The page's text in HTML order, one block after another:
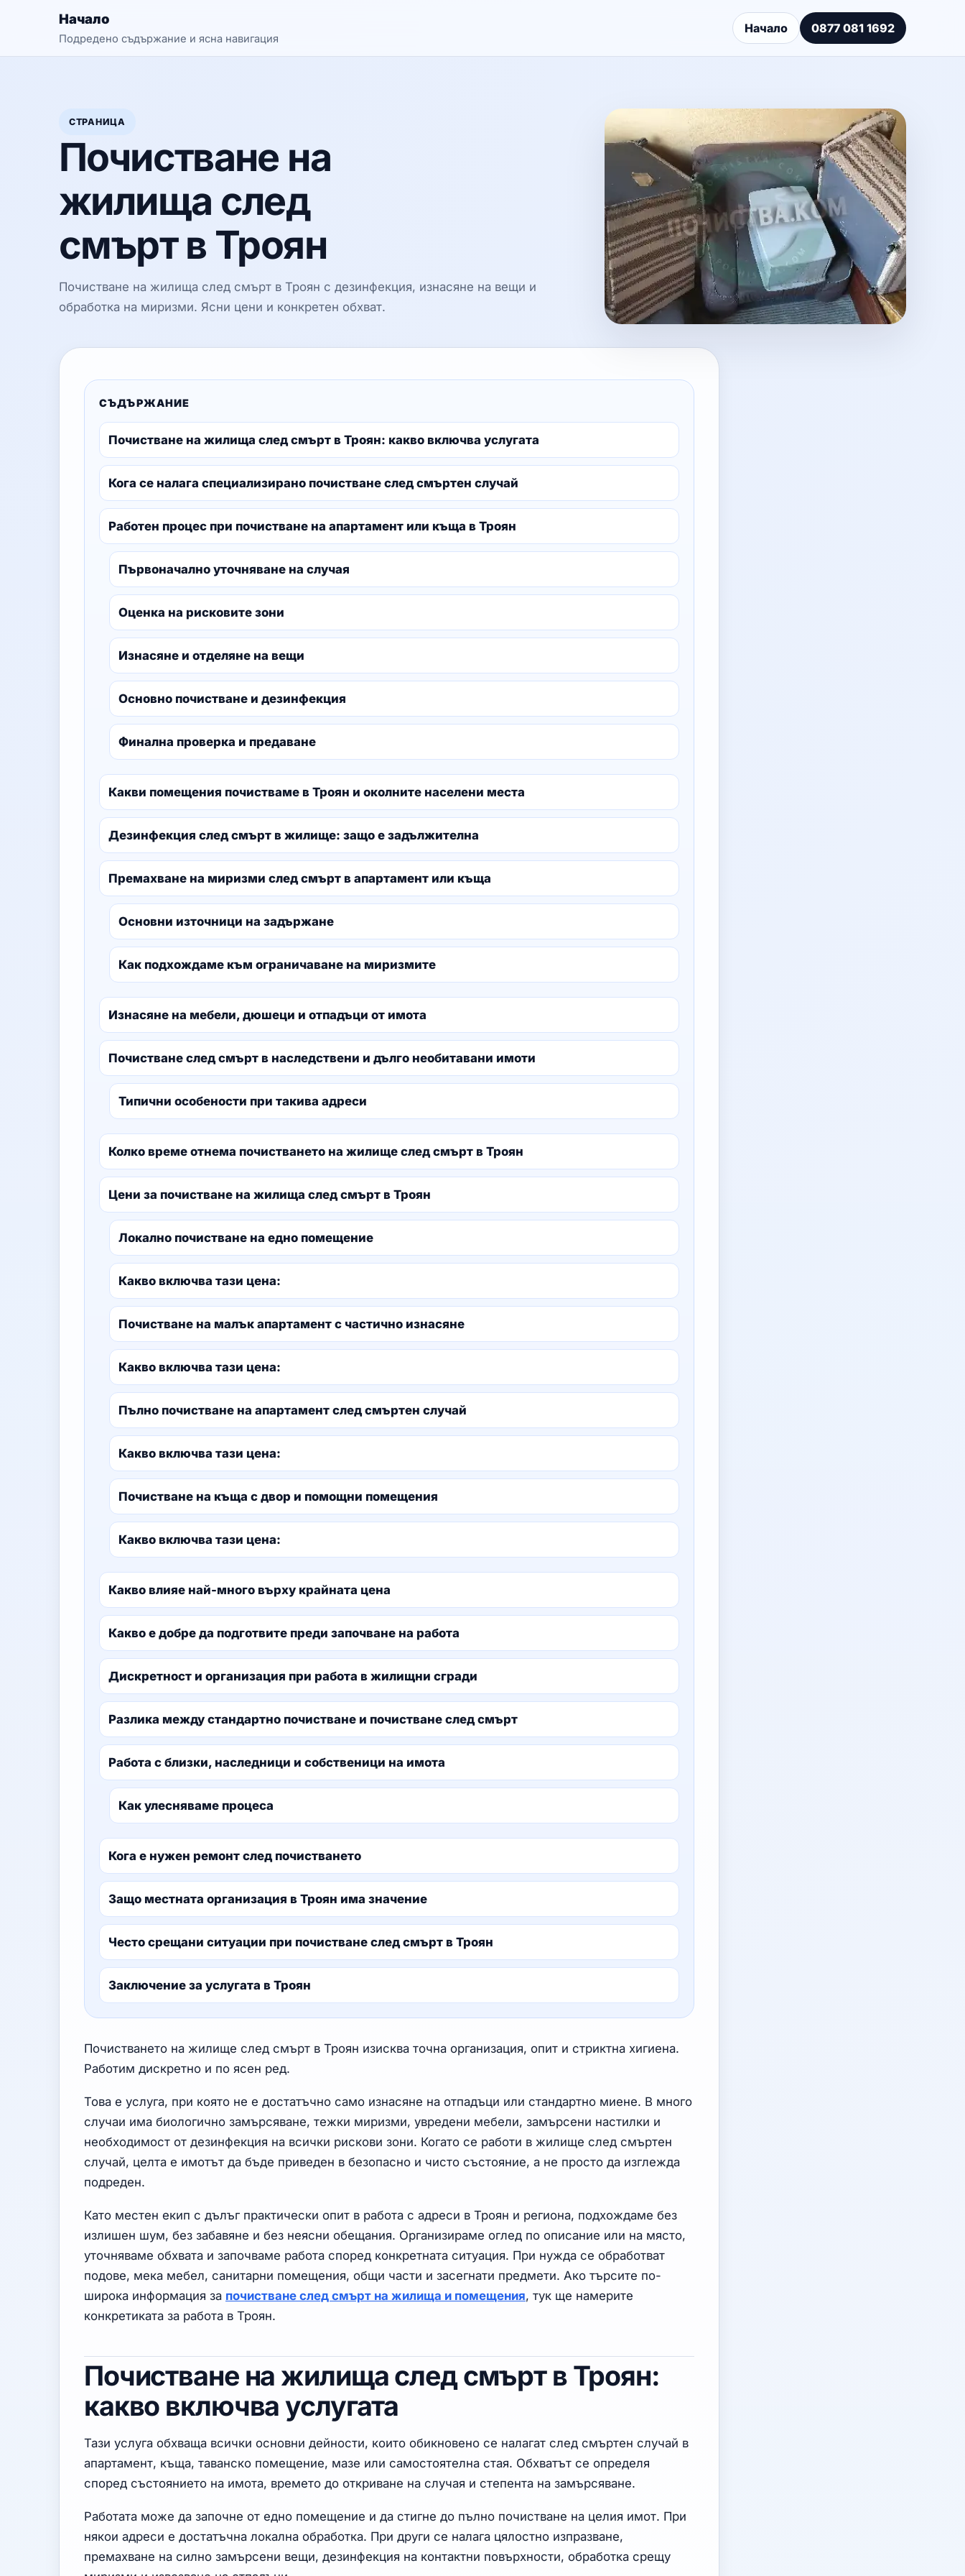
Начало
Подредено съдържание и ясна навигация
Начало 0877 081 1692
СТРАНИЦА
Почистване на
жилища след
смърт в Троян
Почистване на жилища след смърт в Троян с дезинфекция, изнасяне на вещи и
обработка на миризми. Ясни цени и конкретен обхват.
СЪДЪРЖАНИЕ
Почистване на жилища след смърт в Троян: какво включва услугата
Кога се налага специализирано почистване след смъртен случай
Работен процес при почистване на апартамент или къща в Троян
Първоначално уточняване на случая
Оценка на рисковите зони
Изнасяне и отделяне на вещи
Основно почистване и дезинфекция
Финална проверка и предаване
Какви помещения почистваме в Троян и околните населени места
Дезинфекция след смърт в жилище: защо е задължителна
Премахване на миризми след смърт в апартамент или къща
Основни източници на задържане
Как подхождаме към ограничаване на миризмите
Изнасяне на мебели, дюшеци и отпадъци от имота
Почистване след смърт в наследствени и дълго необитавани имоти
Типични особености при такива адреси
Колко време отнема почистването на жилище след смърт в Троян
Цени за почистване на жилища след смърт в Троян
Локално почистване на едно помещение
Какво включва тази цена:
Почистване на малък апартамент с частично изнасяне
Какво включва тази цена:
Пълно почистване на апартамент след смъртен случай
Какво включва тази цена:
Почистване на къща с двор и помощни помещения
Какво включва тази цена:
Какво влияе най-много върху крайната цена
Какво е добре да подготвите преди започване на работа
Дискретност и организация при работа в жилищни сгради
Разлика между стандартно почистване и почистване след смърт
Работа с близки, наследници и собственици на имота
Как улесняваме процеса
Кога е нужен ремонт след почистването
Защо местната организация в Троян има значение
Често срещани ситуации при почистване след смърт в Троян
Заключение за услугата в Троян
Почистването на жилище след смърт в Троян изисква точна организация, опит и стриктна хигиена.
Работим дискретно и по ясен ред.
Това е услуга, при която не е достатъчно само изнасяне на отпадъци или стандартно миене. В много
случаи има биологично замърсяване, тежки миризми, увредени мебели, замърсени настилки и
необходимост от дезинфекция на всички рискови зони. Когато се работи в жилище след смъртен
случай, целта е имотът да бъде приведен в безопасно и чисто състояние, а не просто да изглежда
подреден.
Като местен екип с дълъг практически опит в работа с адреси в Троян и региона, подхождаме без
излишен шум, без забавяне и без неясни обещания. Организираме оглед по описание или на място,
уточняваме обхвата и започваме работа според конкретната ситуация. При нужда се обработват
подове, мека мебел, санитарни помещения, общи части и засегнати предмети. Ако търсите по-
широка информация за почистване след смърт на жилища и помещения, тук ще намерите
конкретиката за работа в Троян.
Почистване на жилища след смърт в Троян:
какво включва услугата
Тази услуга обхваща всички основни дейности, които обикновено се налагат след смъртен случай в
апартамент, къща, таванско помещение, мазе или самостоятелна стая. Обхватът се определя
според състоянието на имота, времето до откриване на случая и степента на замърсяване.
Работата може да започне от едно помещение и да стигне до пълно почистване на целия имот. При
някои адреси е достатъчна локална обработка. При други се налага цялостно изпразване,
премахване на силно замърсени вещи, дезинфекция на контактни повърхности, обработка срещу